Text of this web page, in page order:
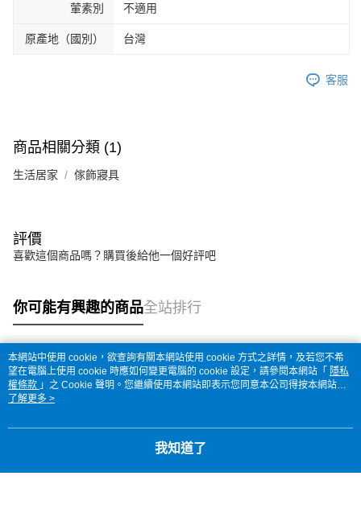
葷素別 不適用
原產地（國別） 台灣
客服
商品相關分類 (1)
生活居家 傢飾寢具
評價
喜歡這個商品嗎？購買後給他一個好評吧
你可能有興趣的商品全站排行
熱門標籤
本網站中使用 cookie，欲查詢有關本網站使用 cookie 方式之詳情，及若您不希
望在電腦上使用 cookie 時應如何變更電腦的 cookie 設定，請參閱本網站「 隱私
權條款 」之 Cookie 聲明。您繼續使用本網站即表示您同意本公司得按本網站使
用條款之 Cookie 聲明使用 cookie。
了解更多 >
我知道了